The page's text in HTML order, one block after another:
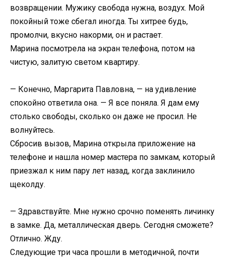
возвращении. Мужику свобода нужна, воздух. Мой
покойный тоже сбегал иногда. Ты хитрее будь,
промолчи, вкусно накорми, он и растает.
Марина посмотрела на экран телефона, потом на
чистую, залитую светом квартиру.
— Конечно, Маргарита Павловна, — на удивление
спокойно ответила она. — Я все поняла. Я дам ему
столько свободы, сколько он даже не просил. Не
волнуйтесь.
Сбросив вызов, Марина открыла приложение на
телефоне и нашла номер мастера по замкам, который
приезжал к ним пару лет назад, когда заклинило
щеколду.
— Здравствуйте. Мне нужно срочно поменять личинку
в замке. Да, металлическая дверь. Сегодня сможете?
Отлично. Жду.
Следующие три часа прошли в методичной, почти